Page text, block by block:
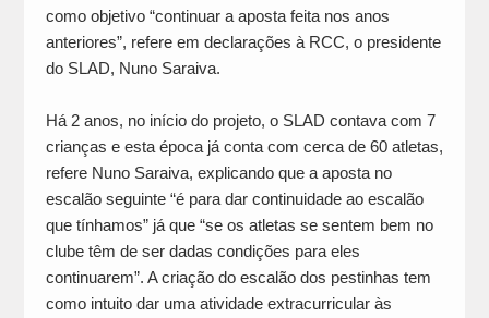
como objetivo “continuar a aposta feita nos anos
anteriores”, refere em declarações à RCC, o presidente
do SLAD, Nuno Saraiva.
Há 2 anos, no início do projeto, o SLAD contava com 7
crianças e esta época já conta com cerca de 60 atletas,
refere Nuno Saraiva, explicando que a aposta no
escalão seguinte “é para dar continuidade ao escalão
que tínhamos” já que “se os atletas se sentem bem no
clube têm de ser dadas condições para eles
continuarem”. A criação do escalão dos pestinhas tem
como intuito dar uma atividade extracurricular às